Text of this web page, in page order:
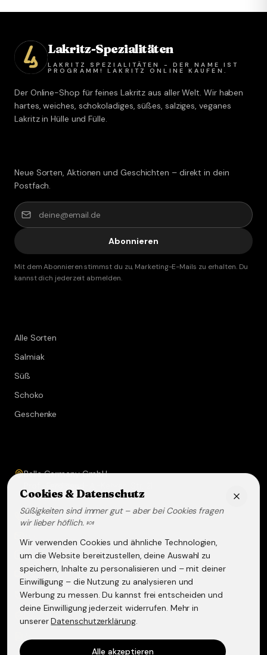
Lakritz-Spezialitäten
LAKRITZ SPEZIALITÄTEN - DER NAME IST
PROGRAMM! LAKRITZ ONLINE KAUFEN.
Der Online-Shop für feines Lakritz aus aller Welt. Wir haben
hartes, weiches, schokoladiges, süßes, salziges, veganes
Lakritz in Hülle und Fülle.
Neue Sorten, Aktionen und Geschichten – direkt in dein
Postfach.
Abonnieren
Mit dem Abonnieren stimmst du zu, Marketing-E-Mails zu erhalten. Du
kannst dich jederzeit abmelden.
Alle Sorten
Salmiak
Süß
Schoko
Geschenke
Bella Germany GmbH
67583 Guntersblum
+49 (0) 6249 - 293158
@lakritzspezialitaeten
Versand & Lieferung
Widerruf & Rückgabe
Datenschutzerklärung
Cookies & Datenschutz
Süßigkeiten sind immer gut – aber bei Cookies fragen
wir lieber höflich. 🍬
Wir verwenden Cookies und ähnliche Technologien,
um die Website bereitzustellen, deine Auswahl zu
speichern, Inhalte zu personalisieren und – mit deiner
Einwilligung – die Nutzung zu analysieren und
Werbung zu messen. Du kannst frei entscheiden und
deine Einwilligung jederzeit widerrufen. Mehr in
unserer Datenschutzerklärung.
Alle akzeptieren